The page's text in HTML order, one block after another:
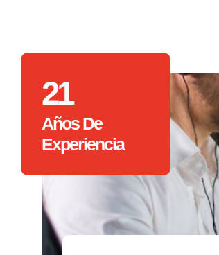
21
Años De
Experiencia